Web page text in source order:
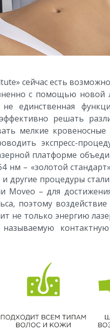
сейчас есть
с помощью новой
единственная
решать
мелкие
экспресс-
платформе
нм – «золотой
и другие процедуры
Moveo – для
поэтому
не только энергию